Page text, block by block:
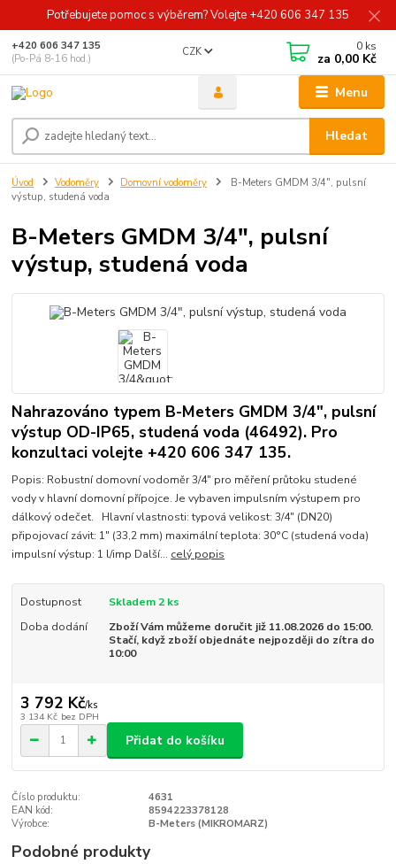
Potřebujete pomoc s výběrem? Volejte +420 606 347 135
Menu
CZK
Hledat
+420 606 347 135
(Po-Pá 8-16 hod.)
0 ks
za 0,00 Kč
Úvod Vodoměry Domovní vodoměry
B-Meters GMDM 3/4", pulsní
výstup, studená voda
B-Meters GMDM 3/4", pulsní
výstup, studená voda
Nahrazováno typem B-Meters GMDM 3/4", pulsní
výstup OD-IP65, studená voda (46492). Pro
konzultaci volejte +420 606 347 135.
Popis: Robustní domovní vodoměr 3/4" pro měření průtoku studené
vody v hlavní domovní přípojce. Je vybaven impulsním výstupem pro
dálkový odečet. Hlavní vlastnosti: typová velikost: 3/4" (DN20)
připojovací závit: 1" (33,2 mm) maximální teplota: 30°C (studená voda)
impulsní výstup: 1 l/imp Další... celý popis
Dostupnost
Skladem 2 ks
Doba dodání
Zboží Vám můžeme doručit již 11.08.2026 do 15:00.
Stačí, když zboží objednáte nejpozději do zítra do
10:00
3 792 Kč/ks
3 134 Kč bez DPH
Přidat do košíku
Číslo produktu:
4631
EAN kód:
8594223378128
Výrobce:
B-Meters (MIKROMARZ)
Podobné produkty